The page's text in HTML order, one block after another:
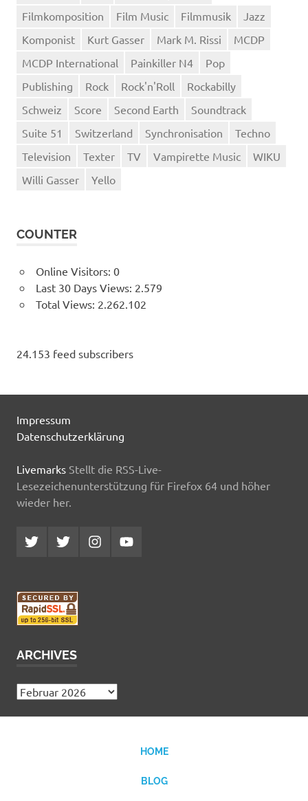
Filmkomposition
Film Music Filmmusik
Jazz
Komponist
Kurt Gasser Mark M. Rissi
MCDP
MCDP International
Painkiller N4
Pop
Publishing
Rock Rock'n'Roll
Rockabilly
Schweiz
Score Second Earth
Soundtrack
Suite 51
Switzerland Synchronisation
Techno
Television
Texter TV Vampirette Music
WIKU
Willi Gasser
Yello
COUNTER
Online Visitors: 0
Last 30 Days Views: 2.579
Total Views: 2.262.102
24.153 feed subscribers
Impressum
Datenschutzerklärung
Livemarks Stellt die RSS-Live-
Lesezeichenunterstützung für Firefox 64 und höher
wieder her.
Twitter
MCDP
Twitter
Musicradiostation
InstagramYouTube
ARCHIVES
Archives
HOME
BLOG